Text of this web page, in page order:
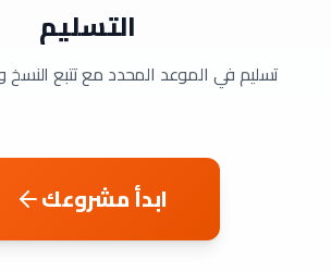
التسليم
تسليم في الموعد المحدد مع تتبع النسخ
ابدأ مشروعك